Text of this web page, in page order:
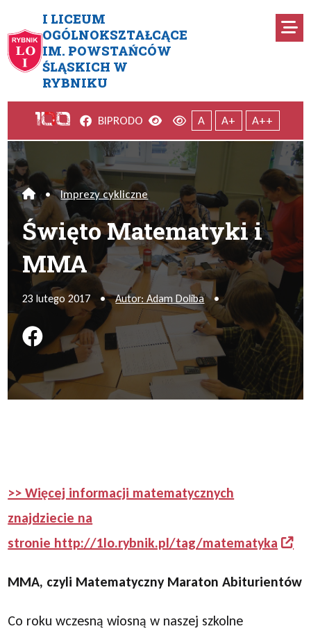
I LICEUM
OGÓLNOKSZTAŁCĄCE
IM. POWSTAŃCÓW
ŚLĄSKICH W
RYBNIKU
Święto Matematyki i MMA
Facebook
BIPRODO Wersja kontrastowa
Wersja domyślna
A A+ A++
Home
• Imprezy cykliczne
Święto Matematyki i
MMA
23 lutego 2017 • Autor: Adam Doliba •
Podziel się na FB
>> Więcej informacji matematycznych
znajdziecie na
stronie http://1lo.rybnik.pl/tag/matematyka
MMA, czyli Matematyczny Maraton Abiturientów
Co roku wczesną wiosną w naszej szkolne